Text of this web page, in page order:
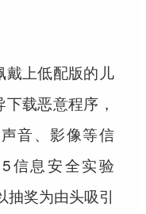
戴上低配版的儿
载恶意程序，
音、影像等信
信息安全实验
抽奖为由头吸引